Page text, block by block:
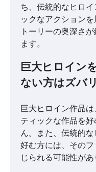
ち、伝統的なヒロ
ックなアクション
トーリーの奥深さ
ます。
巨大ヒロイン
ない方はズバ
巨大ヒロイン作品
ティックな作品を
ん。また、伝統的
好む方には、その
じられる可能性があ